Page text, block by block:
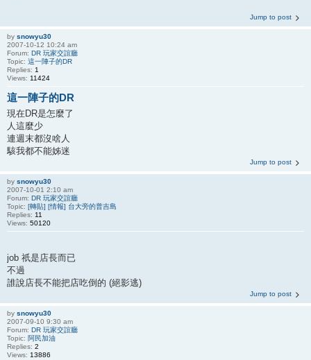
Jump to post
by snowyu30
2007-10-12 10:24 am
Forum: DR 玩家交誼廳
Topic: 這一陣子的DR
Replies: 1
Views: 11424
這一陣子的DR
現在DR是怎麼了
人這麼少
連週末都沒啥人
駭我都不能姊迷
Jump to post
by snowyu30
2007-10-01 2:10 am
Forum: DR 玩家交誼廳
Topic: [轉貼] [情報] 台大旁的普吉島
Replies: 11
Views: 50120
job 祇是店長而已
不過
誰說店長不能把店吃倒的 (絕影逃)
Jump to post
by snowyu30
2007-09-10 9:30 am
Forum: DR 玩家交誼廳
Topic: 阿民加油
Replies: 2
Views: 13886